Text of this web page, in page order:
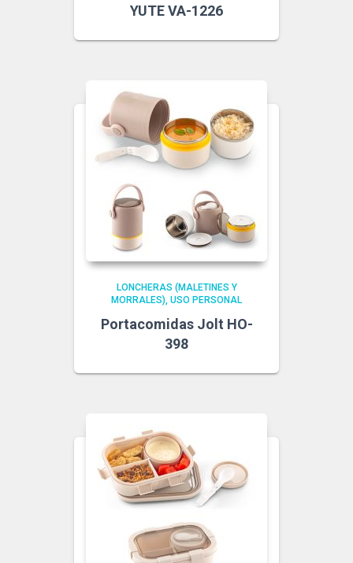
YUTE VA-1226
LONCHERAS (MALETINES Y
MORRALES) USO PERSONAL
Portacomidas Jolt HO-
398